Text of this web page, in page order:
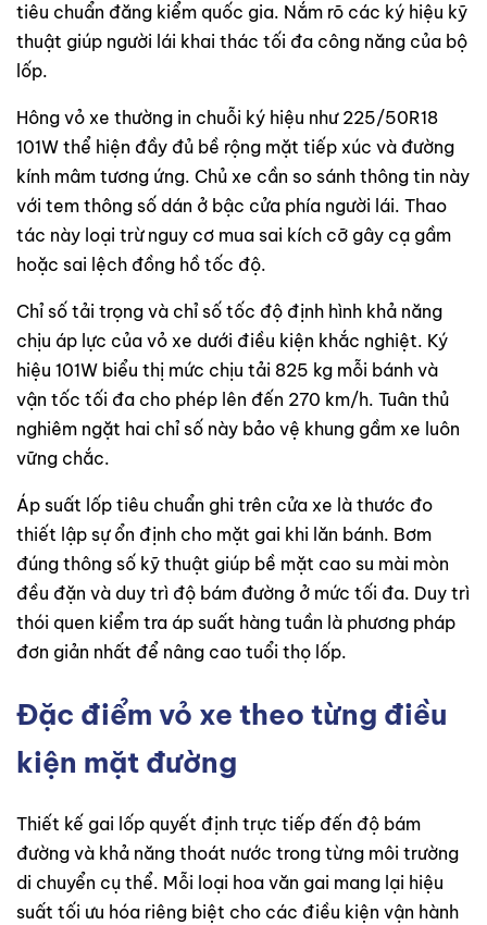
tiêu chuẩn đăng kiểm quốc gia. Nắm rõ các ký hiệu kỹ
thuật giúp người lái khai thác tối đa công năng của bộ
lốp.
Hông vỏ xe thường in chuỗi ký hiệu như 225/50R18
101W thể hiện đầy đủ bề rộng mặt tiếp xúc và đường
kính mâm tương ứng. Chủ xe cần so sánh thông tin này
với tem thông số dán ở bậc cửa phía người lái. Thao
tác này loại trừ nguy cơ mua sai kích cỡ gây cạ gầm
hoặc sai lệch đồng hồ tốc độ.
Chỉ số tải trọng và chỉ số tốc độ định hình khả năng
chịu áp lực của vỏ xe dưới điều kiện khắc nghiệt. Ký
hiệu 101W biểu thị mức chịu tải 825 kg mỗi bánh và
vận tốc tối đa cho phép lên đến 270 km/h. Tuân thủ
nghiêm ngặt hai chỉ số này bảo vệ khung gầm xe luôn
vững chắc.
Áp suất lốp tiêu chuẩn ghi trên cửa xe là thước đo
thiết lập sự ổn định cho mặt gai khi lăn bánh. Bơm
đúng thông số kỹ thuật giúp bề mặt cao su mài mòn
đều đặn và duy trì độ bám đường ở mức tối đa. Duy trì
thói quen kiểm tra áp suất hàng tuần là phương pháp
đơn giản nhất để nâng cao tuổi thọ lốp.
Đặc điểm vỏ xe theo từng điều
kiện mặt đường
Thiết kế gai lốp quyết định trực tiếp đến độ bám
đường và khả năng thoát nước trong từng môi trường
di chuyển cụ thể. Mỗi loại hoa văn gai mang lại hiệu
suất tối ưu hóa riêng biệt cho các điều kiện vận hành